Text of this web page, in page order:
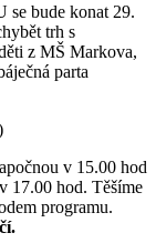
bude konat 29.
trh s
z MŠ Markova,
parta
v 15.00 hod
17.00 hod. Těšíme
programu.